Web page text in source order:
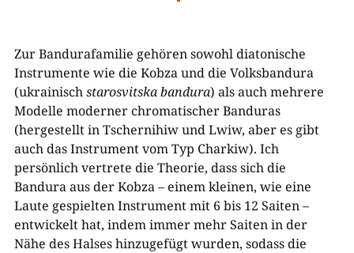
Zur Bandurafamilie gehören sowohl diatonische
Instrumente wie die Kobza und die Volksbandura
(ukrainischstarosvitska bandura) als auch mehrere
Modelle moderner chromatischer Banduras
(hergestellt in Tschernihiw und Lwiw, aber es gibt
auch das Instrument vom Typ Charkiw). Ich
persönlich vertrete die Theorie, dass sich die
Bandura aus der Kobza – einem kleinen, wie eine
Laute gespielten Instrument mit 6 bis 12 Saiten –
entwickelt hat, indem immer mehr Saiten in der
Nähe des Halses hinzugefügt wurden, sodass die